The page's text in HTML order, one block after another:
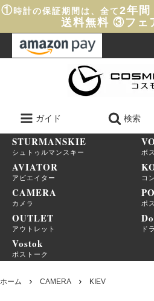
① 時計の保証期間は、全て2年間
送料無料 ③フェ
ガイド 検索
STURMANSKIE
シュトゥルマンスキー ボ
AVIATOR
アビエイター コ
CAMERA
カメラ ポ
OUTLET
アウトレット ド
Vostok
ボストーク
ホーム CAMERA KIEV